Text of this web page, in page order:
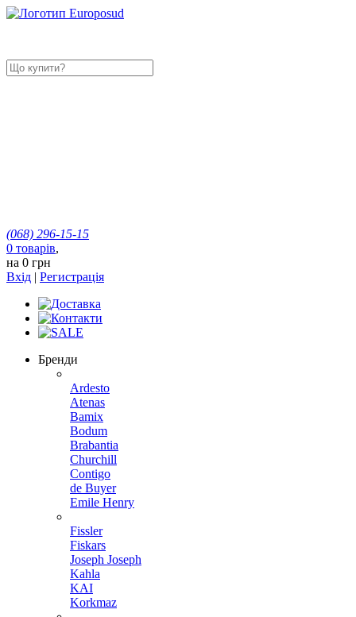
(068) 296-15-15
0 товарів,
на 0 грн
Вхід | Регистрація
Бренди
Ardesto
Atenas
Bamix
Bodum
Brabantia
Churchill
Contigo
de Buyer
Emile Henry
Fissler
Fiskars
Joseph Joseph
Kahla
KAI
Korkmaz